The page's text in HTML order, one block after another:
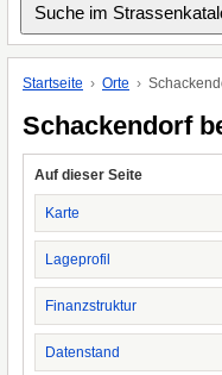
Startseite Orte
Schackendorf
Auf dieser Seite
Karte
Lageprofil
Finanzstruktur
Datenstand